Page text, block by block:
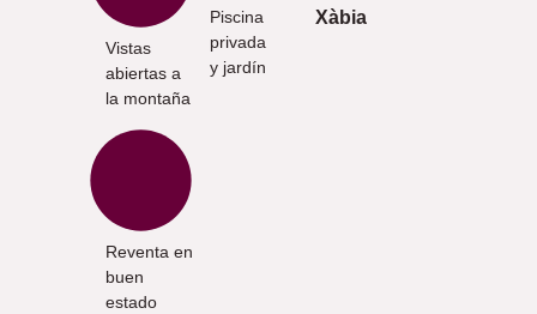
Vistas
abiertas a
la montaña
Reventa en
buen
estado
Piscina
privada
y jardín
Xàbia